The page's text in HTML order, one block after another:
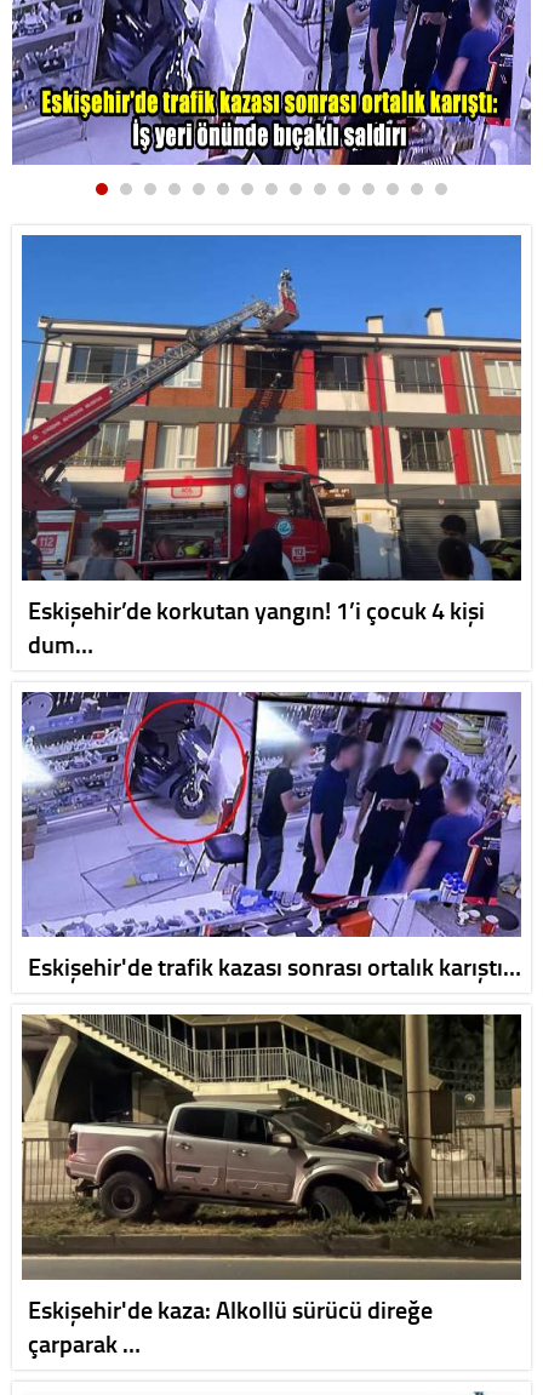
Eskişehir’de korkutan yangın! 1’i çocuk 4 kişi
dum…
Eskişehir'de trafik kazası sonrası ortalık karıştı…
Eskişehir'de kaza: Alkollü sürücü direğe
çarparak …